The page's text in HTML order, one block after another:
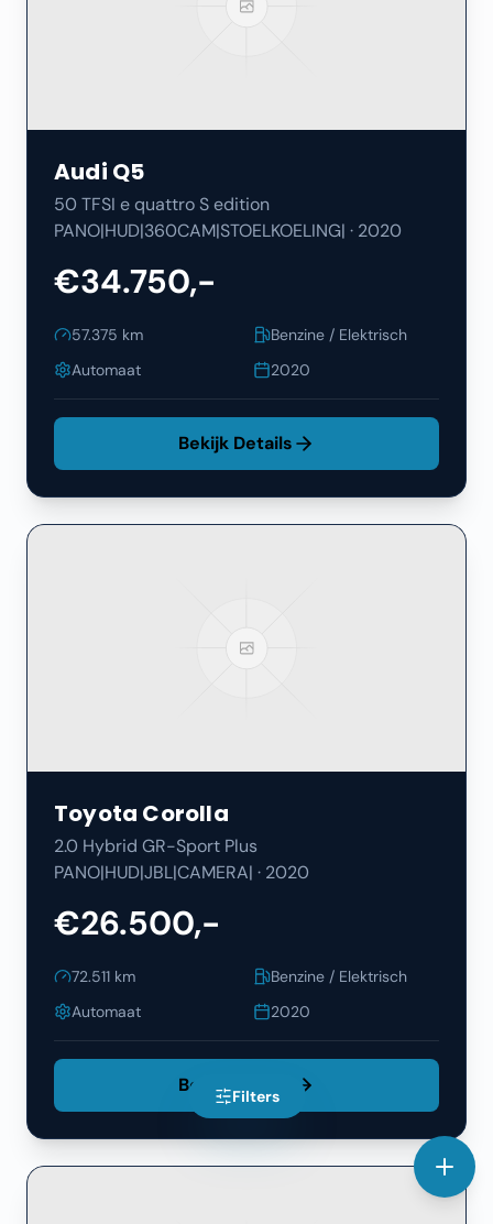
Audi Q5
50 TFSI e quattro S edition
PANO|HUD|360CAM|STOELKOELING| · 2020
€34.750,-
57.375 km
Benzine / Elektrisch
Automaat
2020
Bekijk Details
Toyota Corolla
2.0 Hybrid GR-Sport Plus
PANO|HUD|JBL|CAMERA| · 2020
€26.500,-
72.511 km
Benzine / Elektrisch
Automaat
2020
Bekijk Details
Filters